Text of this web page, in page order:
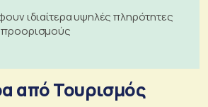
ιδιαίτερα υψηλές πληρότητες
προορισμούς
από Τουρισμός